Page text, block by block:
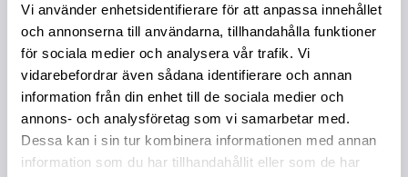
Vi använder enhetsidentifierare för att anpassa innehållet
och annonserna till användarna, tillhandahålla funktioner
för sociala medier och analysera vår trafik. Vi
vidarebefordrar även sådana identifierare och annan
information från din enhet till de sociala medier och
annons- och analysföretag som vi samarbetar med.
Dessa kan i sin tur kombinera informationen med annan
information som du har tillhandahållit eller som de har
Kullager 20X52X15 Motorsats Valmet